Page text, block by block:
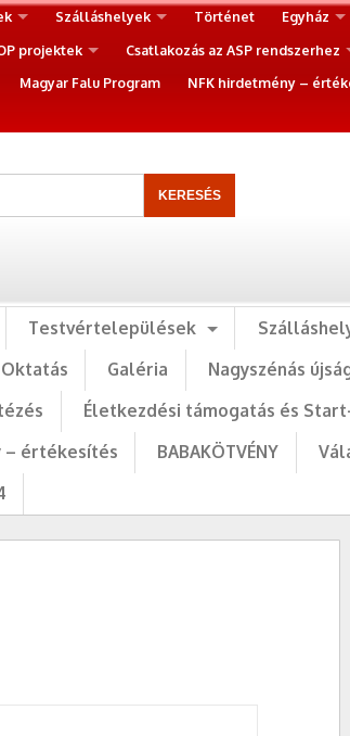
Szálláshelyek Történet Egyház
projektek Csatlakozás az ASP rendszerhez
Magyar Falu Program NFK hirdetmény –
Testvértelepülések
Oktatás Galéria Nagyszénás
Életkezdési támogatás és
– értékesítés BABAKÖTVÉNY